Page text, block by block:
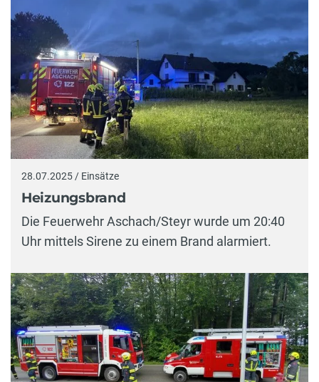
28.07.2025 / Einsätze
Heizungsbrand
Die Feuerwehr Aschach/Steyr wurde um 20:40
Uhr mittels Sirene zu einem Brand alarmiert.